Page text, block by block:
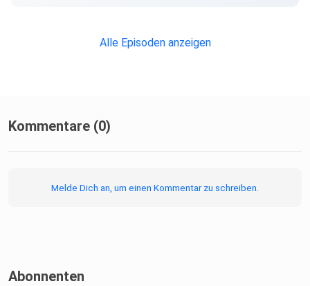
Alle Episoden anzeigen
Kommentare (0)
Melde Dich an, um einen Kommentar zu schreiben.
Abonnenten